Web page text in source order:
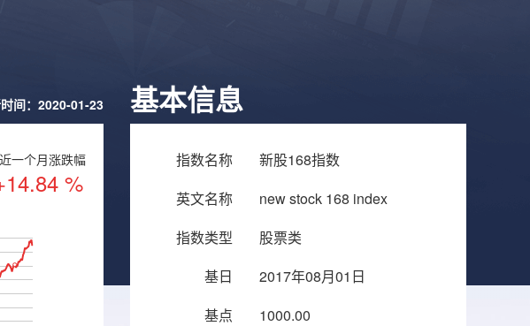
间：2020-01-23
近一个月涨跌幅
%
基本信息
指数名称
新股168指数
英文名称
new stock 168 index
指数类型
股票类
基日
2017年08月01日
基点
1000.00